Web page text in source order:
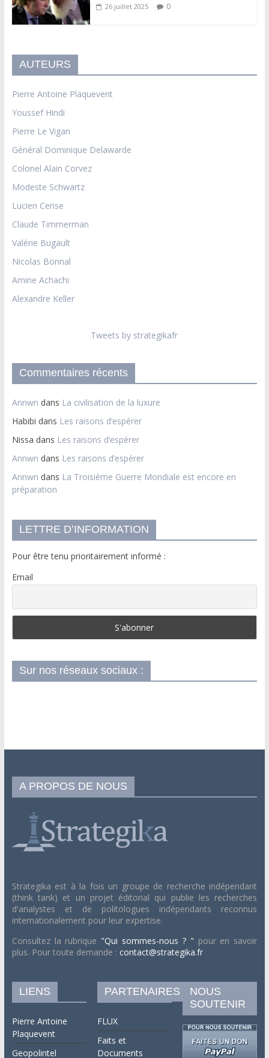
26 juillet 2025 0
AUTEURS
Pierre Antoine Plaquevent
Youssef Hindi
Pierre Le Vigan
Général Dominique Delawarde
Colonel Alain Corvez
Modeste Schwartz
Lucien Cerise
Claude Timmerman
Valérie Bugault
Nicolas Bonnal
Amine Achachi
Alexandre Keller
Tweets by strategikafr
Commentaires récents
Annwn dans La civilisation de la luxure
Habibi dans Les raisons d’espérer
Nissa dans Les raisons d’espérer
Annwn dans Les raisons d’espérer
Annwn dans La Troisième Guerre Mondiale est encore en
préparation
LETTRE D’INFORMATION
Pour être tenu prioritairement informé :
Email
Sur nos réseaux sociaux :
A PROPOS DE NOUS
Strategika est à la fois un groupe de recherche indépendant
(think tank) et un projet éditorial qui publie les recherches
d'analystes et de politologues indépendants reconnus
internationalement pour leur expertise.
Consultez la rubrique "Qui sommes-nous ? " pour en savoir
plus. Pour toute demande : contact@strategika.fr
LIENS
Pierre Antoine
Plaquevent
Geopolintel
PARTENAIRES
FLUX
Faits et
Documents
NOUS
SOUTENIR